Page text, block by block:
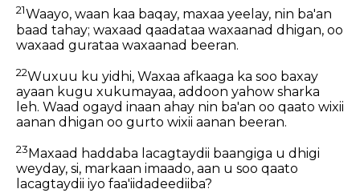
21Waayo, waan kaa baqay, maxaa yeelay, nin ba'an
baad tahay; waxaad qaadataa waxaanad dhigan, oo
waxaad gurataa waxaanad beeran.
22Wuxuu ku yidhi, Waxaa afkaaga ka soo baxay
ayaan kugu xukumayaa, addoon yahow sharka
leh. Waad ogayd inaan ahay nin ba'an oo qaato wixii
aanan dhigan oo gurto wixii aanan beeran.
23 Maxaad haddaba lacagtaydii baangiga u dhigi
weyday, si, markaan imaado, aan u soo qaato
lacagtaydii iyo faa'iidadeediiba?